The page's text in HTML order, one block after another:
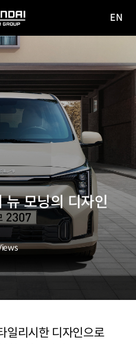
EN
뉴 모닝의 디자인
일리시한 디자인으로